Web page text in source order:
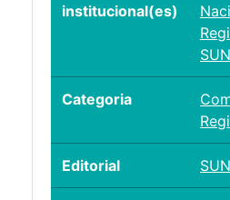
institucional(es)
Categoria
Editorial